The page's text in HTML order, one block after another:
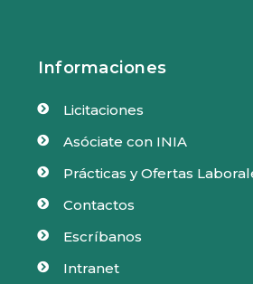
Informaciones
 Licitaciones
 Asóciate con INIA
 Prácticas y Ofertas
 Contactos
 Escríbanos
 Intranet